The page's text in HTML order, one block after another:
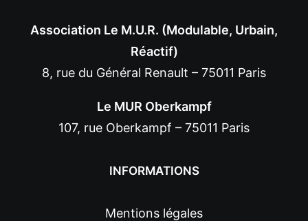
Association Le M.U.R. (Modulable, Urbain,
Réactif)
8, rue du Général Renault – 75011 Paris
Le MUR Oberkampf
107, rue Oberkampf – 75011 Paris
INFORMATIONS
Mentions légales